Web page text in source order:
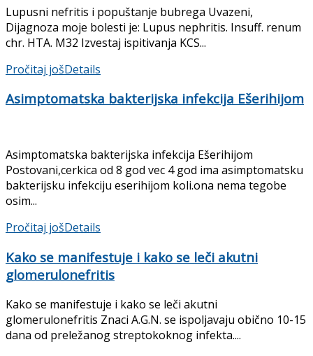
Lupusni nefritis i popuštanje bubrega Uvazeni,
Dijagnoza moje bolesti je: Lupus nephritis. Insuff. renum
chr. HTA. M32 Izvestaj ispitivanja KCS...
Pročitaj jošDetails
Asimptomatska bakterijska infekcija Ešerihijom
Asimptomatska bakterijska infekcija Ešerihijom
Postovani,cerkica od 8 god vec 4 god ima asimptomatsku
bakterijsku infekciju eserihijom koli.ona nema tegobe
osim...
Pročitaj jošDetails
Kako se manifestuje i kako se leči akutni
glomerulonefritis
Kako se manifestuje i kako se leči akutni
glomerulonefritis Znaci A.G.N. se ispoljavaju obično 10-15
dana od preležanog streptokoknog infekta....